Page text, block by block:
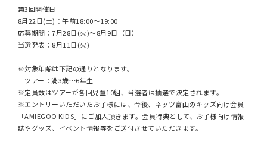
第3回開催日
8月22日(土)：午前18:00〜19:00
応募期間：7月28日(火)〜8月9日（日）
当選発表：8月11日(火)
※対象年齢は下記の通りとなります。
ツアー：満3歳〜6年生
※定員数はツアーが各回児童10組、当選者は抽選で決定されます。
※エントリーいただいたお子様には、今後、ネッツ富山のキッズ向け会員
「AMIEGOO KIDS」にご加入頂きます。会員特典として、お子様向け情報
誌やグッズ、イベント情報等をご送付させていただきます。